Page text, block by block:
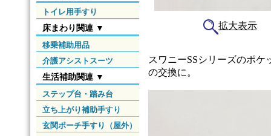
トイレ用手すり
床まわり関連 ▼
移乗補助用品
介護アシストスーツ
生活補助関連 ▼
ステップ台・踏み台
立ち上がり補助手すり
玄関ポーチ手すり（屋外）
拡大表示
スワニーSSシリーズのポ
の交換に。